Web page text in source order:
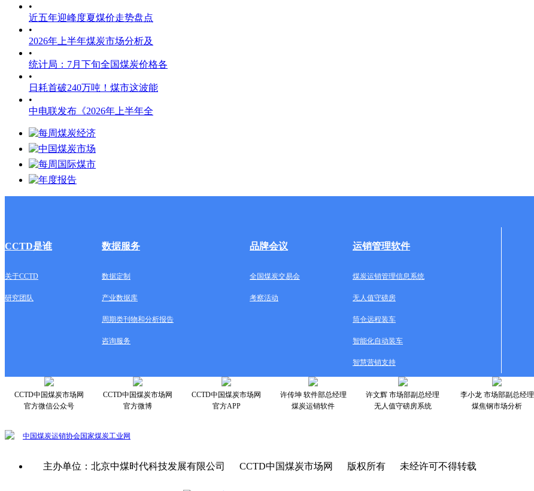
•
近五年迎峰度夏煤价走势盘点
•
2026年上半年煤炭市场分析及
•
统计局：7月下旬全国煤炭价格各
•
日耗首破240万吨！煤市这波能
•
中电联发布《2026年上半年全
CCTD是谁 数据服务 品牌会议 运销管理软件
关于CCTD 数据定制 全国煤炭交易会 煤炭运销管理信息系统
研究团队 产业数据库 考察活动 无人值守磅房
周期类刊物和分析报告 筒仓远程装车
咨询服务 智能化自动装车
智慧营销支持
CCTD中国煤炭市场网
官方微信公众号
CCTD中国煤炭市场网
官方微博
CCTD中国煤炭市场网
官方APP
许传坤 软件部总经理
煤炭运销软件
许文辉 市场部副总经理
无人值守磅房系统
李小龙 市场部副总经理
煤焦钢市场分析
中国煤炭运销协会国家煤炭工业网
主办单位：北京中煤时代科技发展有限公司 CCTD中国煤炭市场网 版权所有 未经许可不得转载